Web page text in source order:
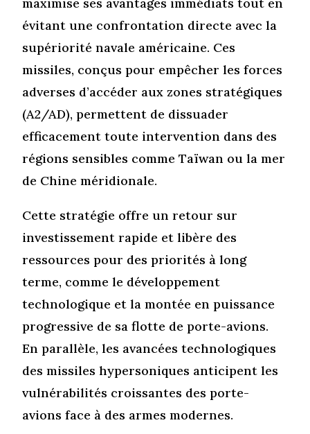
évitant une confrontation directe avec la
supériorité navale américaine. Ces
missiles, conçus pour empêcher les forces
adverses d’accéder aux zones stratégiques
(A2/AD), permettent de dissuader
efficacement toute intervention dans des
régions sensibles comme Taïwan ou la mer
de Chine méridionale.
Cette stratégie offre un retour sur
investissement rapide et libère des
ressources pour des priorités à long
terme, comme le développement
technologique et la montée en puissance
progressive de sa flotte de porte-avions.
En parallèle, les avancées technologiques
des missiles hypersoniques anticipent les
vulnérabilités croissantes des porte-
avions face à des armes modernes.